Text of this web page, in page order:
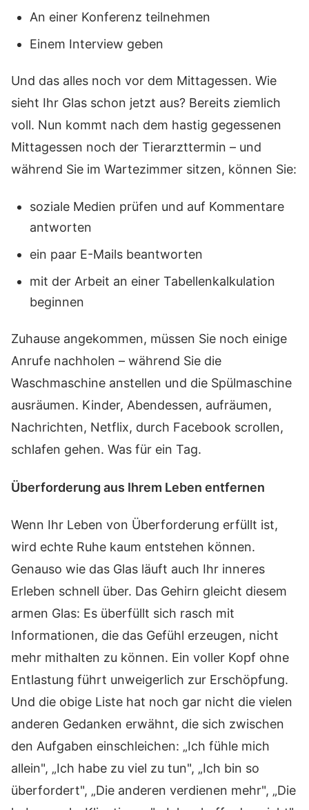
An einer Konferenz teilnehmen
Einem Interview geben
Und das alles noch vor dem Mittagessen. Wie
sieht Ihr Glas schon jetzt aus? Bereits ziemlich
voll. Nun kommt nach dem hastig gegessenen
Mittagessen noch der Tierarzttermin – und
während Sie im Wartezimmer sitzen, können Sie:
soziale Medien prüfen und auf Kommentare
antworten
ein paar E-Mails beantworten
mit der Arbeit an einer Tabellenkalkulation
beginnen
Zuhause angekommen, müssen Sie noch einige
Anrufe nachholen – während Sie die
Waschmaschine anstellen und die Spülmaschine
ausräumen. Kinder, Abendessen, aufräumen,
Nachrichten, Netflix, durch Facebook scrollen,
schlafen gehen. Was für ein Tag.
Überforderung aus Ihrem Leben entfernen
Wenn Ihr Leben von Überforderung erfüllt ist,
wird echte Ruhe kaum entstehen können.
Genauso wie das Glas läuft auch Ihr inneres
Erleben schnell über. Das Gehirn gleicht diesem
armen Glas: Es überfüllt sich rasch mit
Informationen, die das Gefühl erzeugen, nicht
mehr mithalten zu können. Ein voller Kopf ohne
Entlastung führt unweigerlich zur Erschöpfung.
Und die obige Liste hat noch gar nicht die vielen
anderen Gedanken erwähnt, die sich zwischen
den Aufgaben einschleichen: „Ich fühle mich
allein", „Ich habe zu viel zu tun", „Ich bin so
überfordert", „Die anderen verdienen mehr", „Die